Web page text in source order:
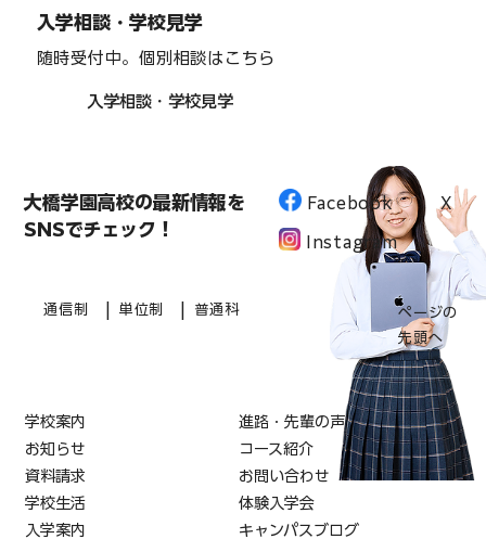
入学相談・学校見学
随時受付中。個別相談はこちら
入学相談・学校見学
大橋学園高校の最新情報を
SNSでチェック！
Facebook
Instagram
X
通信制 単位制 普通科
ページの
先頭へ
学校案内
進路・先輩の声
お知らせ
コース紹介
資料請求
お問い合わせ
学校生活
体験入学会
入学案内
キャンパスブログ